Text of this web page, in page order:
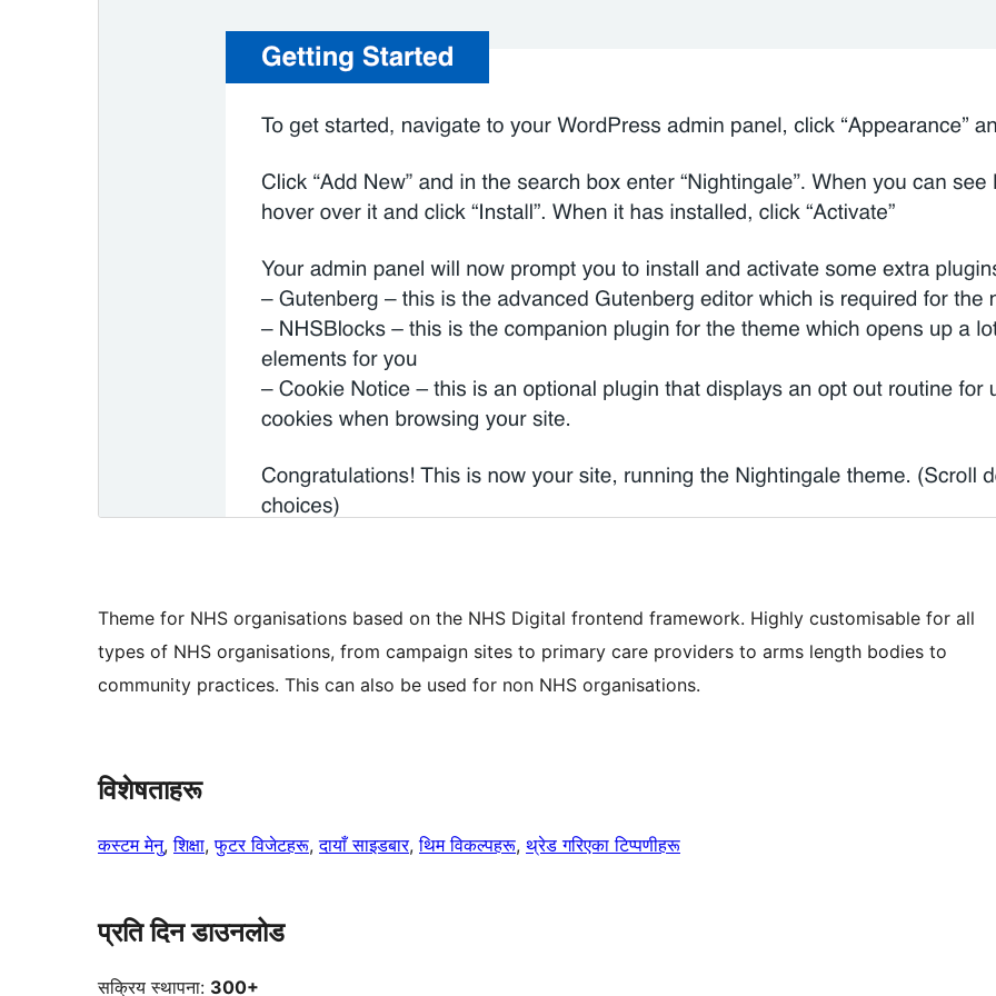
Theme for NHS organisations based on the NHS Digital frontend framework. Highly customisable for all
types of NHS organisations, from campaign sites to primary care providers to arms length bodies to
community practices. This can also be used for non NHS organisations.
विशेषताहरू
कस्टम मेनु, शिक्षा, फुटर विजेटहरू, दायाँ साइडबार, थिम विकल्पहरू, थ्रेड गरिएका टिप्पणीहरू
प्रति दिन डाउनलोड
सक्रिय स्थापना: 300+